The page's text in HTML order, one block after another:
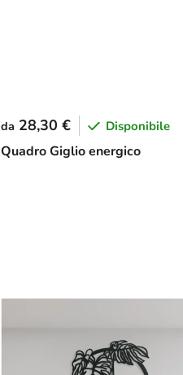
Quadro Giglio energico
da 28,30 € Disponibile